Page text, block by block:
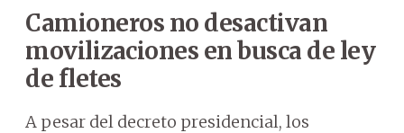
Camioneros no desactivan
movilizaciones en busca de ley
de fletes
A pesar del decreto presidencial, los